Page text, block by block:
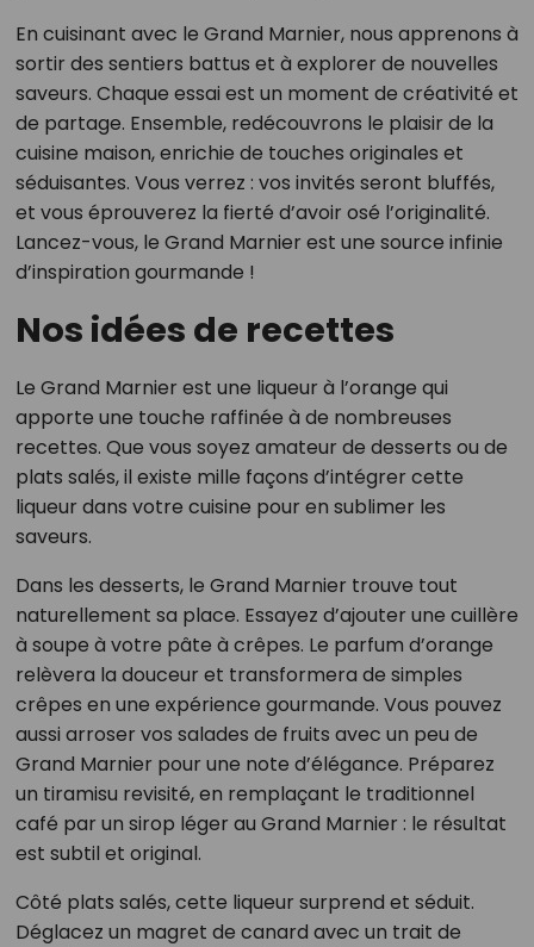
En cuisinant avec le Grand Marnier, nous apprenons à
sortir des sentiers battus et à explorer de nouvelles
saveurs. Chaque essai est un moment de créativité et
de partage. Ensemble, redécouvrons le plaisir de la
cuisine maison, enrichie de touches originales et
séduisantes. Vous verrez : vos invités seront bluffés,
et vous éprouverez la fierté d’avoir osé l’originalité.
Lancez-vous, le Grand Marnier est une source infinie
d’inspiration gourmande !
Nos idées de recettes
Le Grand Marnier est une liqueur à l’orange qui
apporte une touche raffinée à de nombreuses
recettes. Que vous soyez amateur de desserts ou de
plats salés, il existe mille façons d’intégrer cette
liqueur dans votre cuisine pour en sublimer les
saveurs.
Dans les desserts, le Grand Marnier trouve tout
naturellement sa place. Essayez d’ajouter une cuillère
à soupe à votre pâte à crêpes. Le parfum d’orange
relèvera la douceur et transformera de simples
crêpes en une expérience gourmande. Vous pouvez
aussi arroser vos salades de fruits avec un peu de
Grand Marnier pour une note d’élégance. Préparez
un tiramisu revisité, en remplaçant le traditionnel
café par un sirop léger au Grand Marnier : le résultat
est subtil et original.
Côté plats salés, cette liqueur surprend et séduit.
Déglacez un magret de canard avec un trait de